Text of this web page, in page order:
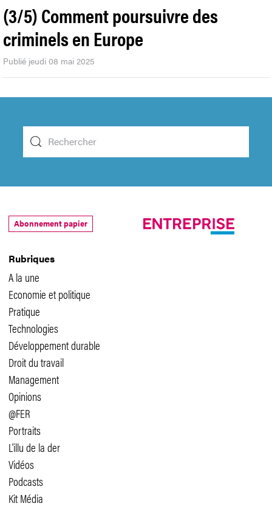
(3/5) Comment poursuivre des
criminels en Europe
Publié jeudi 08 mai 2025
Rubriques
A la une
Economie et politique
Pratique
Technologies
Développement durable
Droit du travail
Management
Opinions
@FER
Portraits
L'illu de la der
Vidéos
Podcasts
Kit Média
Abonnement papier